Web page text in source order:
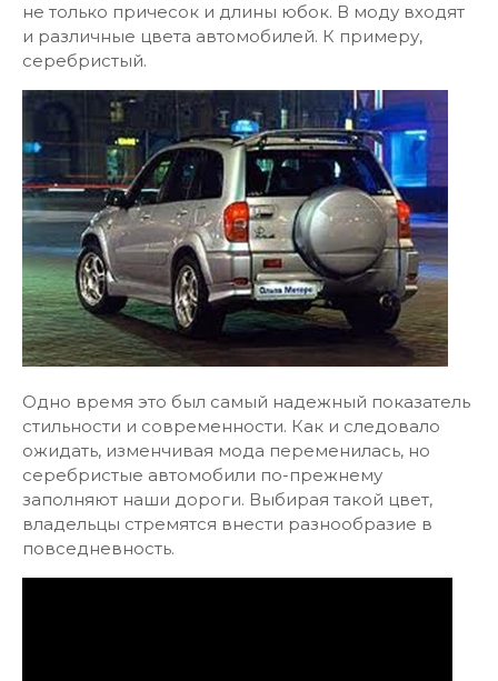
не только причесок и длины юбок. В моду входят
и различные цвета автомобилей. К примеру,
серебристый.
Одно время это был самый надежный показатель
стильности и современности. Как и следовало
ожидать, изменчивая мода переменилась, но
серебристые автомобили по-прежнему
заполняют наши дороги. Выбирая такой цвет,
владельцы стремятся внести разнообразие в
повседневность.